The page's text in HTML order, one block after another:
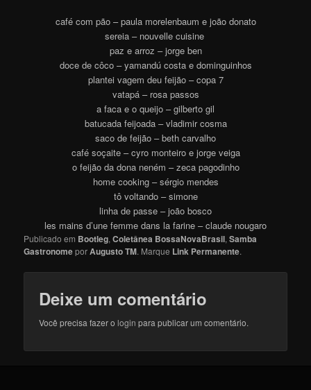
café com pão – paula morelenbaum e joão donato
sereia – nouvelle cuisine
paz e arroz – jorge ben
doce de côco – yamandú costa e dominguinhos
plantei vagem deu feijão – copa 7
vatapá – rosa passos
a faca e o queijo – gilberto gil
batucada feijoada – vladimir cosma
saco de feijão – beth carvalho
café soçaite – cyro monteiro e jorge veiga
o feijão da dona neném – zeca pagodinho
home cooking – sérgio mendes
tô voltando – simone
linha de passe – joão bosco
les mains d’une femme dans la farine – claude nougaro
Publicado em Bootleg,Coletânea BossaNovaBrasil,Samba
GastronomeporAugusto TM. Marque Link Permanente.
Deixe um comentário
Você precisa fazer ologin para publicar um comentário.